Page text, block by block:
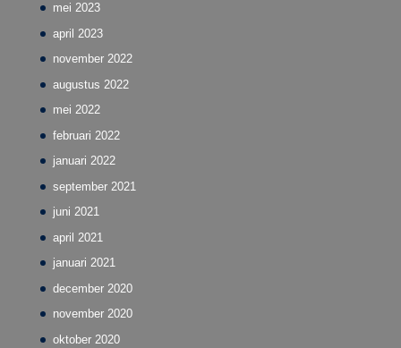
mei 2023
april 2023
november 2022
augustus 2022
mei 2022
februari 2022
januari 2022
september 2021
juni 2021
april 2021
januari 2021
december 2020
november 2020
oktober 2020